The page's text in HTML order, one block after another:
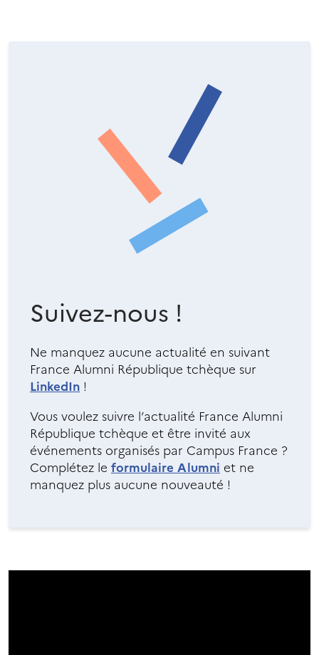
Suivez-nous !
Ne manquez aucune actualité en suivant
France Alumni République tchèque sur
LinkedIn !
Vous voulez suivre l’actualité France Alumni
République tchèque et être invité aux
événements organisés par Campus France ?
Complétez le formulaire Alumni et ne
manquez plus aucune nouveauté !